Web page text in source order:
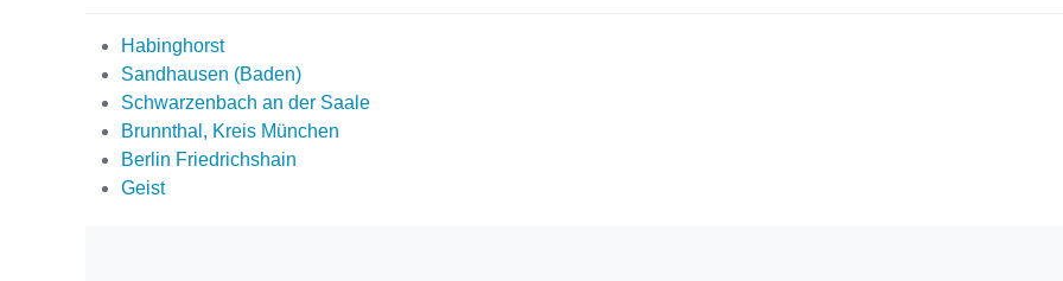
Habinghorst
Sandhausen (Baden)
Schwarzenbach an der Saale
Brunnthal, Kreis München
Berlin Friedrichshain
Geist